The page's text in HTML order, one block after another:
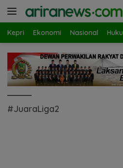
Kepri Ekonomi Nasional
#JuaraLiga2